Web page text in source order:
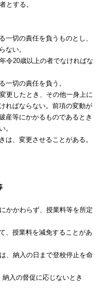
とする。
切の責任を負うものとし、
ない。
令20歳以上の者でなければな
切の責任を負う。
更したとき、その他一身上に
ればならない。 前項の変動が
産等にかかるものであるとき
。
、変更させることがある。
かかわらず、授業料等を所定
、授業料を減免することがあ
、納入の日まで登校停止を命
入の督促に応じないとき